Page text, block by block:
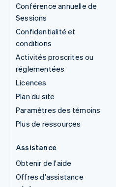
Conférence annuelle de
Sessions
Confidentialité et
conditions
Activités proscrites ou
réglementées
Licences
Plan du site
Paramètres des témoins
Plus de ressources
Assistance
Obtenir de l'aide
Offres d'assistance